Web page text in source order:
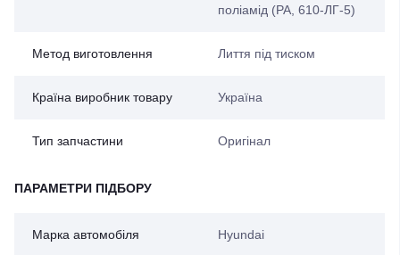
поліамід (PA, 610-ЛГ-5)
Метод виготовлення Лиття під тиском
Країна виробник товару Україна
Тип запчастини Оригінал
ПАРАМЕТРИ ПІДБОРУ
Марка автомобіля Hyundai